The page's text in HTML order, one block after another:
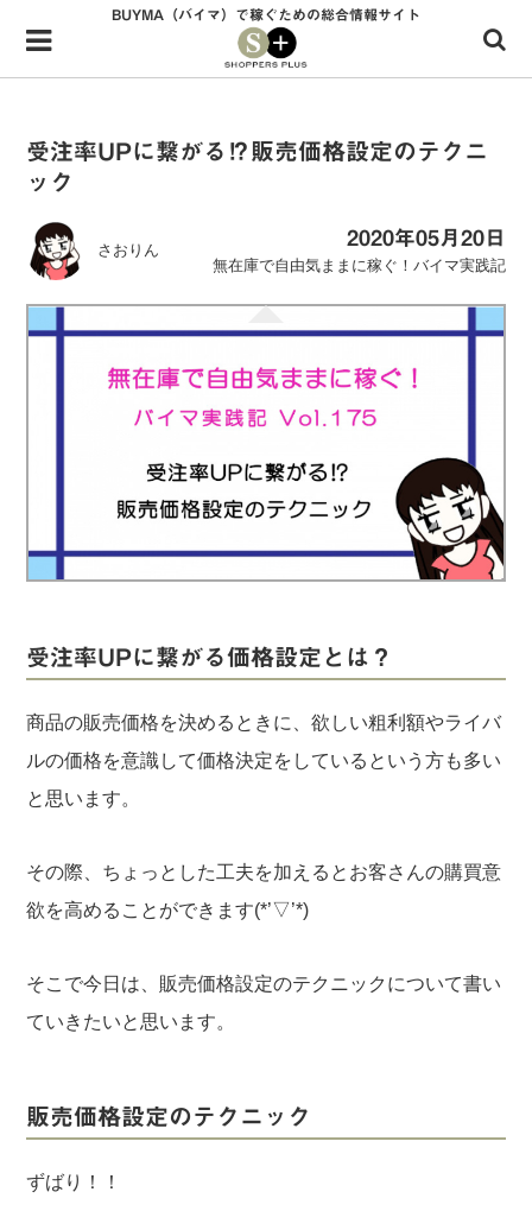
Menu
HOME
34歳独身OLバイマ実践記
無在庫で自由気ままに稼ぐ！バイマ実践記
BUYMAで人気のブランド
BUYMAの売れ筋商品
バイマ活動の疑問に売れっ子現役バイヤーが答えてみた
実録！海外ショップで買ってみた！
パーソナルショッパー指南書
BUYMA（バイマ）で稼ぐための総合情報サイト
受注率UPに繋がる⁉︎販売価格設定のテクニ
ック
さおりん
2020年05月20日
無在庫で自由気ままに稼ぐ！バイマ実践記
受注率UPに繋がる価格設定とは？
商品の販売価格を決めるときに、欲しい粗利額やライバ
ルの価格を意識して価格決定をしているという方も多い
と思います。
その際、ちょっとした工夫を加えるとお客さんの購買意
欲を高めることができます(*’▽’*)
そこで今日は、販売価格設定のテクニックについて書い
ていきたいと思います。
販売価格設定のテクニック
ずばり！！